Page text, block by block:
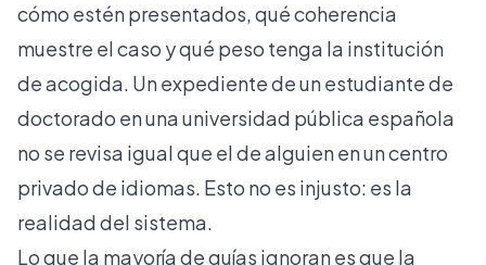
cómo estén presentados, qué coherencia
muestre el caso y qué peso tenga la institución
de acogida. Un expediente de un estudiante de
doctorado en una universidad pública española
no se revisa igual que el de alguien en un centro
privado de idiomas. Esto no es injusto: es la
realidad del sistema.
Lo que la mayoría de guías ignoran es que la